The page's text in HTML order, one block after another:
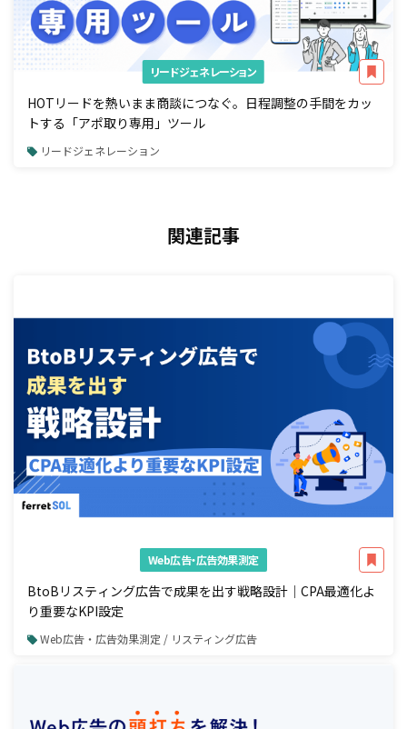
リードジェネレーション
HOTリードを熱いまま商談につなぐ。日程調整の手間をカッ
トする「アポ取り専用」ツール
リードジェネレーション
関連記事
Web広告・広告効果測定
BtoBリスティング広告で成果を出す戦略設計｜CPA最適化よ
り重要なKPI設定
Web広告・広告効果測定 / リスティング広告